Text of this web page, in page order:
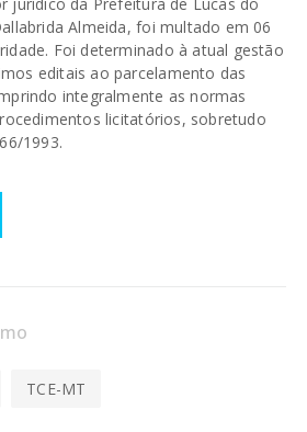
Almeida, foi multado em 06
Foi determinado à atual gestão
editais ao parcelamento das
integralmente as normas
licitatórios, sobretudo
1993.
TCE-MT